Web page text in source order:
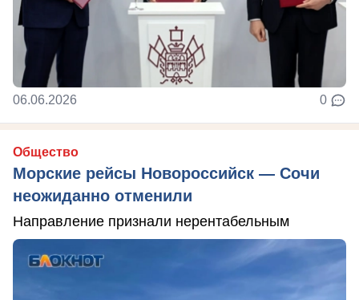
06.06.2026 0
Общество
Морские рейсы Новороссийск — Сочи
неожиданно отменили
Направление признали нерентабельным